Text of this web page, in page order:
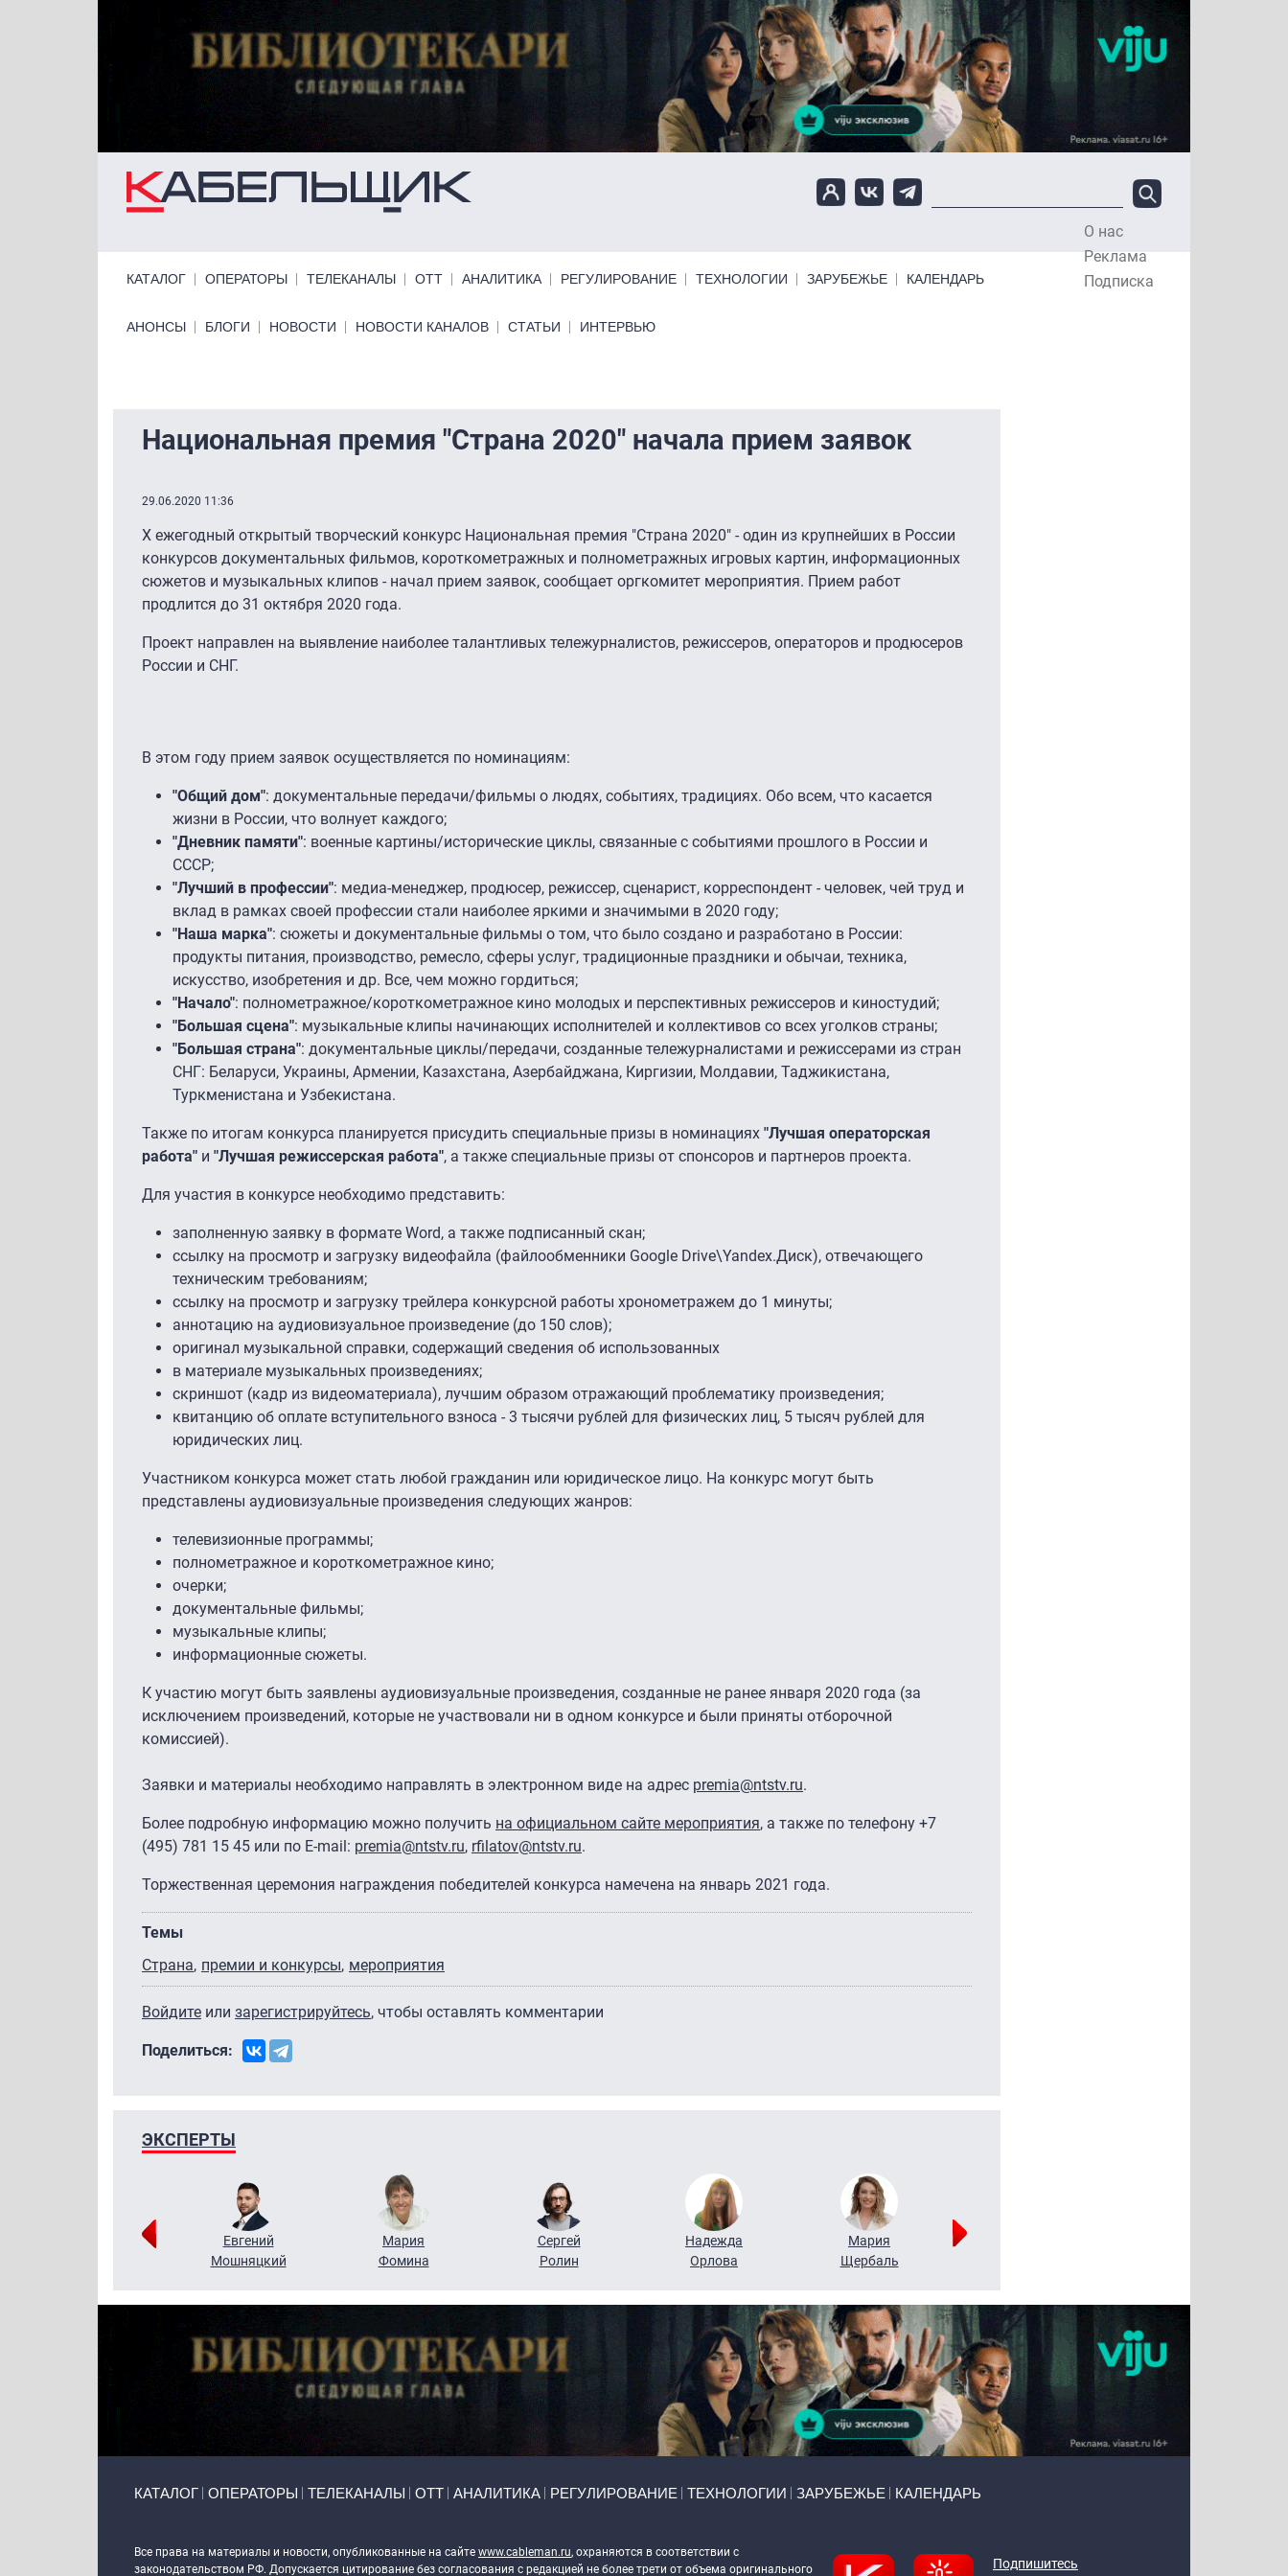
О нас
Реклама
Подписка
КАТАЛОГ ОПЕРАТОРЫ ТЕЛЕКАНАЛЫ ОТТ АНАЛИТИКА РЕГУЛИРОВАНИЕ ТЕХНОЛОГИИ ЗАРУБЕЖЬЕ КАЛЕНДАРЬ
Primary links bottom
АНОНСЫ БЛОГИ НОВОСТИ НОВОСТИ КАНАЛОВ СТАТЬИ ИНТЕРВЬЮ
Национальная премия "Страна 2020" начала прием заявок
29.06.2020 11:36
X ежегодный открытый творческий конкурс Национальная премия "Страна 2020" - один из крупнейших в России
конкурсов документальных фильмов, короткометражных и полнометражных игровых картин, информационных
сюжетов и музыкальных клипов - начал прием заявок, сообщает оргкомитет мероприятия. Прием работ
продлится до 31 октября 2020 года.
Проект направлен на выявление наиболее талантливых тележурналистов, режиссеров, операторов и продюсеров
России и СНГ.
В этом году прием заявок осуществляется по номинациям:
"Общий дом": документальные передачи/фильмы о людях, событиях, традициях. Обо всем, что касается
жизни в России, что волнует каждого;
"Дневник памяти": военные картины/исторические циклы, связанные с событиями прошлого в России и
СССР;
"Лучший в профессии": медиа-менеджер, продюсер, режиссер, сценарист, корреспондент - человек, чей труд и
вклад в рамках своей профессии стали наиболее яркими и значимыми в 2020 году;
"Наша марка": сюжеты и документальные фильмы о том, что было создано и разработано в России:
продукты питания, производство, ремесло, сферы услуг, традиционные праздники и обычаи, техника,
искусство, изобретения и др. Все, чем можно гордиться;
"Начало": полнометражное/короткометражное кино молодых и перспективных режиссеров и киностудий;
"Большая сцена": музыкальные клипы начинающих исполнителей и коллективов со всех уголков страны;
"Большая страна": документальные циклы/передачи, созданные тележурналистами и режиссерами из стран
СНГ: Беларуси, Украины, Армении, Казахстана, Азербайджана, Киргизии, Молдавии, Таджикистана,
Туркменистана и Узбекистана.
Также по итогам конкурса планируется присудить специальные призы в номинациях "Лучшая операторская
работа" и "Лучшая режиссерская работа", а также специальные призы от спонсоров и партнеров проекта.
Для участия в конкурсе необходимо представить:
заполненную заявку в формате Word, а также подписанный скан;
ссылку на просмотр и загрузку видеофайла (файлообменники Google Drive\Yandex.Диск), отвечающего
техническим требованиям;
ссылку на просмотр и загрузку трейлера конкурсной работы хронометражем до 1 минуты;
аннотацию на аудиовизуальное произведение (до 150 слов);
оригинал музыкальной справки, содержащий сведения об использованных
в материале музыкальных произведениях;
скриншот (кадр из видеоматериала), лучшим образом отражающий проблематику произведения;
квитанцию об оплате вступительного взноса - 3 тысячи рублей для физических лиц, 5 тысяч рублей для
юридических лиц.
Участником конкурса может стать любой гражданин или юридическое лицо. На конкурс могут быть
представлены аудиовизуальные произведения следующих жанров:
телевизионные программы;
полнометражное и короткометражное кино;
очерки;
документальные фильмы;
музыкальные клипы;
информационные сюжеты.
К участию могут быть заявлены аудиовизуальные произведения, созданные не ранее января 2020 года (за
исключением произведений, которые не участвовали ни в одном конкурсе и были приняты отборочной
комиссией).
Заявки и материалы необходимо направлять в электронном виде на адрес premia@ntstv.ru.
Более подробную информацию можно получить на официальном сайте мероприятия, а также по телефону +7
(495) 781 15 45 или по E-mail: premia@ntstv.ru, rfilatov@ntstv.ru.
Торжественная церемония награждения победителей конкурса намечена на январь 2021 года.
Темы
Страна премии и конкурсы мероприятия
Войдите или зарегистрируйтесь, чтобы оставлять комментарии
Поделиться:
ЭКСПЕРТЫ
Евгений
Мошняцкий
Мария
Фомина
Сергей
Ролин
Надежда
Орлова
Мария
Щербаль
КАТАЛОГ ОПЕРАТОРЫ ТЕЛЕКАНАЛЫ ОТТ АНАЛИТИКА РЕГУЛИРОВАНИЕ ТЕХНОЛОГИИ ЗАРУБЕЖЬЕ КАЛЕНДАРЬ
Все права на материалы и новости, опубликованные на сайте www.cableman.ru, охраняются в соответствии с
законодательством РФ. Допускается цитирование без согласования с редакцией не более трети от объема оригинального
Подпишитесь